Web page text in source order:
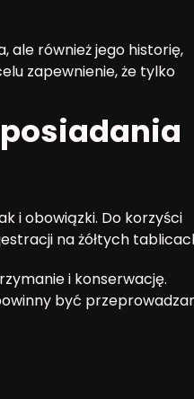
ale również jego historię,
zapewnienie, że tylko
i obowiązki. Do korzyści
na żółtych
i konserwację.
być